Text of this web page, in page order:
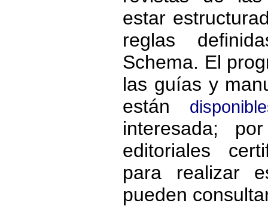
estar
reglas
Schema. El
las guías y
están
interesada;
editoriales
para realizar
pueden